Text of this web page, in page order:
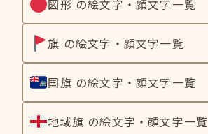
図形 の絵文字・顔文字一覧
旗 の絵文字・顔文字一覧
国旗 の絵文字・顔文字一覧
地域旗 の絵文字・顔文字一覧